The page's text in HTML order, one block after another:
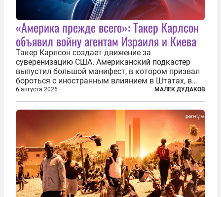
«Америка прежде всего»: Такер Карлсон
объявил войну агентам Израиля и Киева
Такер Карлсон создает движение за
суверенизацию США. Американский подкастер
выпустил большой манифест, в котором призвал
бороться с иностранным влиянием в Штатах, в
первую очередь имея в виду Израиль. А также
прекратить заморские войны, выплатить
репарации Ирану, остановить прием мигрантов...
6 августа 2026 МАЛЕК ДУДАКОВ